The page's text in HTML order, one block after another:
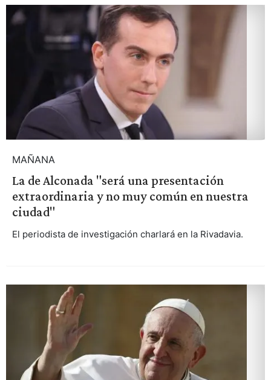
MAÑANA
La de Alconada "será una presentación
extraordinaria y no muy común en nuestra
ciudad"
El periodista de investigación charlará en la Rivadavia.